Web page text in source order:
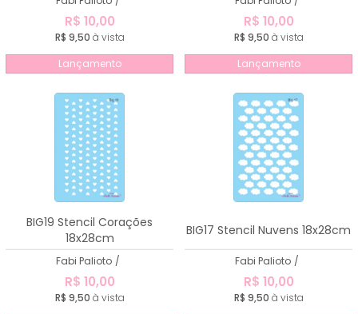
R$ 10,00
R$ 9,50 à vista
Lançamento
R$ 10,00
R$ 9,50 à vista
Lançamento
BIG19 Stencil Corações
18x28cm
Fabi Palioto /
R$ 10,00
R$ 9,50 à vista
BIG17 Stencil Nuvens 18x28cm
Fabi Palioto /
R$ 10,00
R$ 9,50 à vista